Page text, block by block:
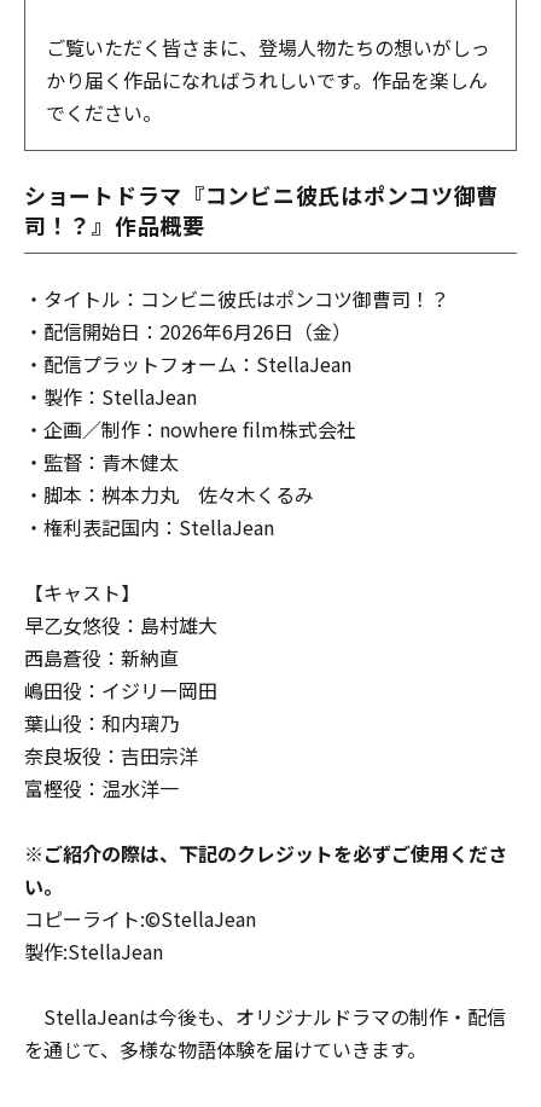
ご覧いただく皆さまに、登場人物たちの想いがしっ
かり届く作品になればうれしいです。作品を楽しん
でください。
ショートドラマ『コンビニ彼氏はポンコツ御曹
司！？』作品概要
・タイトル：コンビニ彼氏はポンコツ御曹司！？
・配信開始日：2026年6月26日（金）
・配信プラットフォーム：StellaJean
・製作：StellaJean
・企画／制作：nowhere film株式会社
・監督：青木健太
・脚本：桝本力丸 佐々木くるみ
・権利表記国内：StellaJean
【キャスト】
早乙女悠役：島村雄大
西島蒼役：新納直
嶋田役：イジリー岡田
葉山役：和内璃乃
奈良坂役：吉田宗洋
富樫役：温水洋一
※ご紹介の際は、下記のクレジットを必ずご使用くださ
い。
コピーライト:©StellaJean
製作:StellaJean
StellaJeanは今後も、オリジナルドラマの制作・配信
を通じて、多様な物語体験を届けていきます。